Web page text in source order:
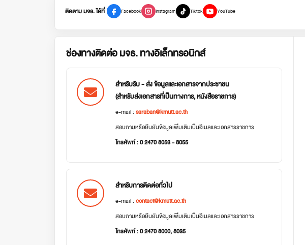
ติดตาม มจธ. ได้ที่ Facebook Instagram Tiktok YouTube
ช่องทางติดต่อ มจธ. ทางอิเล็กทรอนิกส์
สำหรับรับ - ส่ง ข้อมูลและเอกสารจากประชาชน
(สำหรับส่งเอกสารที่เป็นทางการ, หนังสือราชการ)
e-mail :saraban@kmutt.ac.th
สอบถามหรือยืนยันข้อมูลเพิ่มเติมเป็นอีเมลและเอกสารราชการ
โทรศัพท์ : 0 2470 8053 - 8055
สำหรับการติดต่อทั่วไป
e-mail :contact@kmutt.ac.th
สอบถามหรือยืนยันข้อมูลเพิ่มเติมเป็นอีเมลและเอกสารราชการ
โทรศัพท์ : 0 2470 8000, 8035